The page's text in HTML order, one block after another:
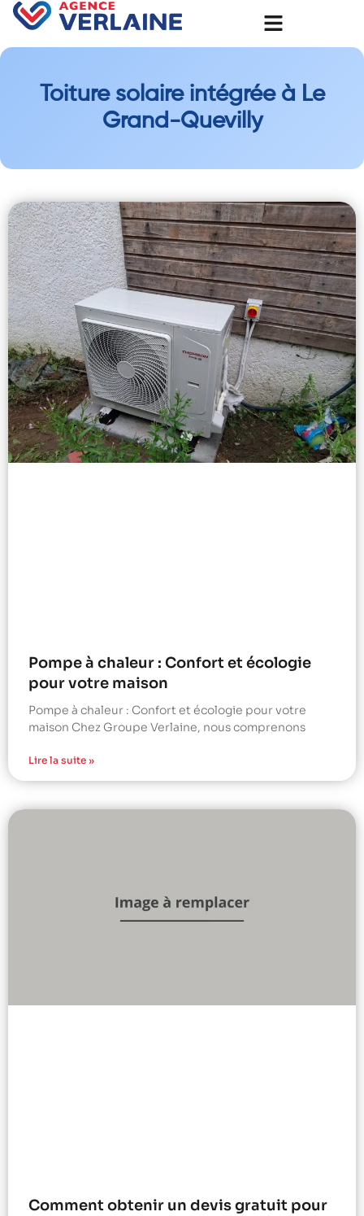
Toiture solaire intégrée à Le
Grand-Quevilly
Pompe à chaleur : Confort et écologie
pour votre maison
Pompe à chaleur : Confort et écologie pour votre
maison Chez Groupe Verlaine, nous comprenons
Lire la suite »
Comment obtenir un devis gratuit pour